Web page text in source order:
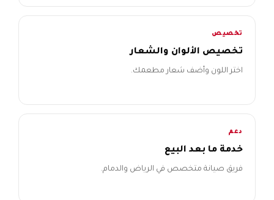
تخصيص
تخصيص الألوان والشعار
اختر اللون وأضف شعار مطعمك.
دعم
خدمة ما بعد البيع
فريق صيانة متخصص في الرياض والدمام.